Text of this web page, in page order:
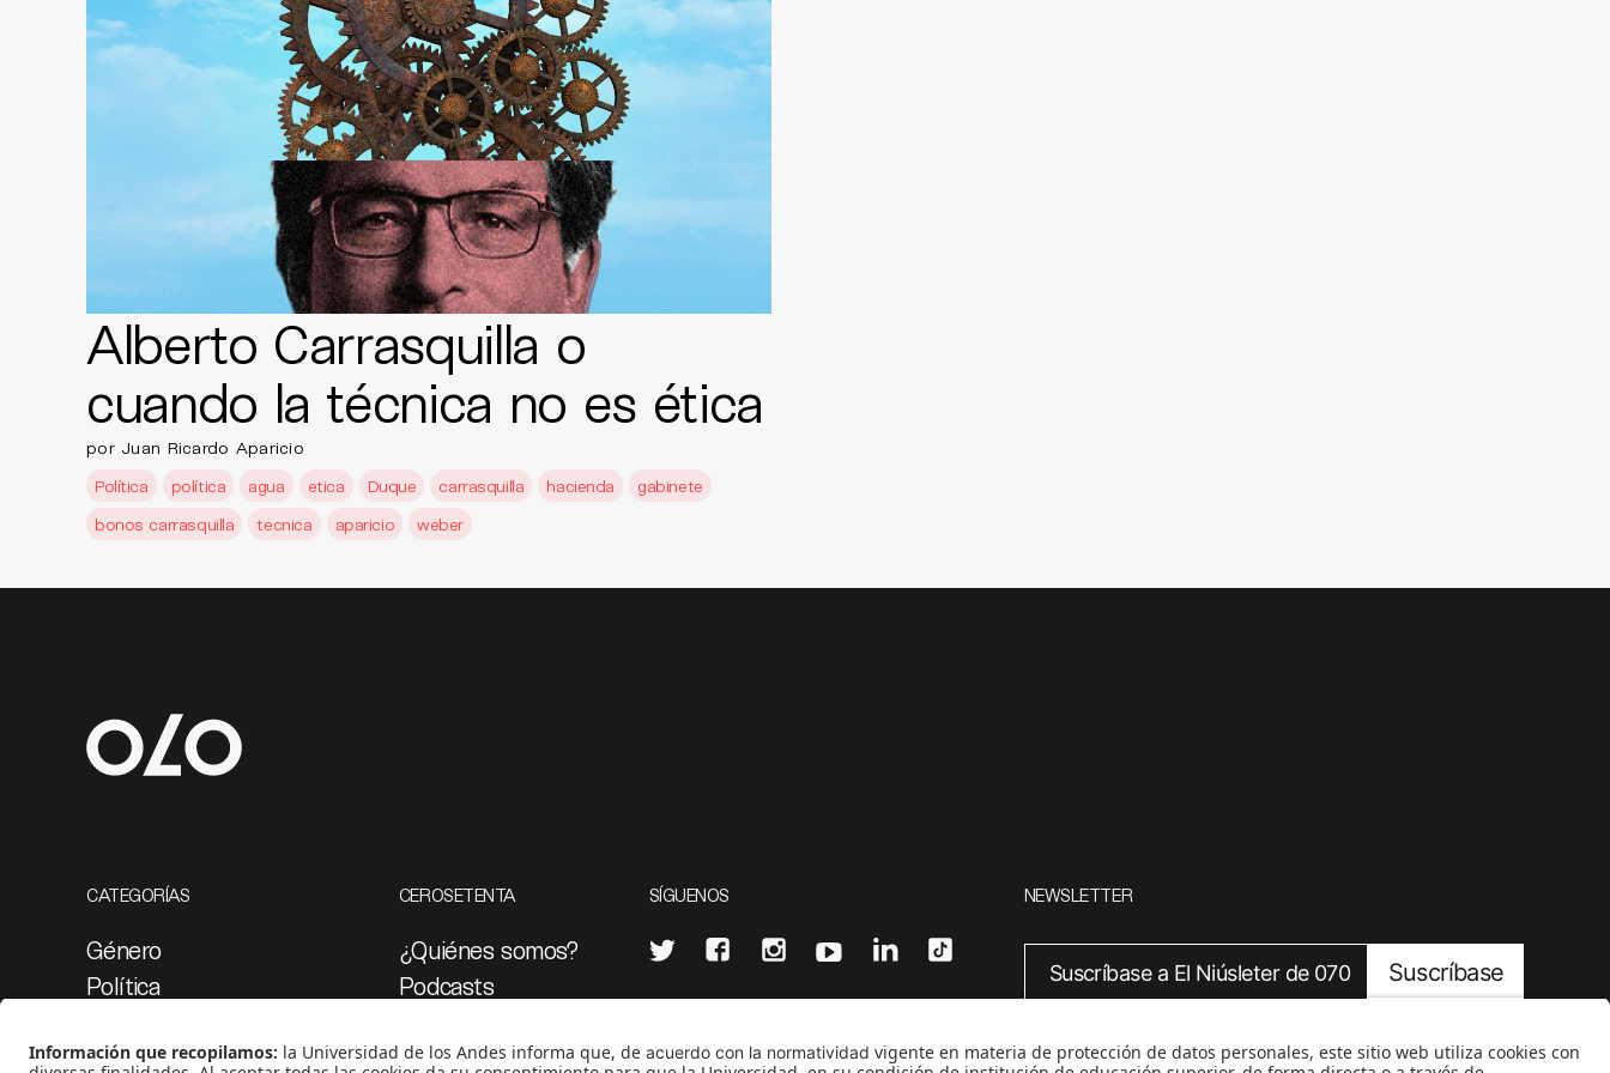
Alberto Carrasquilla o
cuando la técnica no es ética
por Juan Ricardo Aparicio
Política
política agua etica Duque carrasquilla hacienda
gabinete
bonos carrasquilla
tecnica aparicio weber
CATEGORÍAS
Género
Política
Medio ambiente
CEROSETENTA
¿Quiénes somos?
Podcasts
Proyectos 070
SÍGUENOS NEWSLETTER
Suscríbase